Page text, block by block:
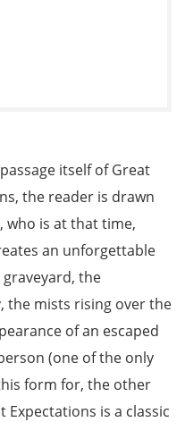
itself of Great
the reader is drawn
who is at that time,
an unforgettable
the
the mists rising over the
of an escaped
(one of the only
form for, the other
Expectations is a classic